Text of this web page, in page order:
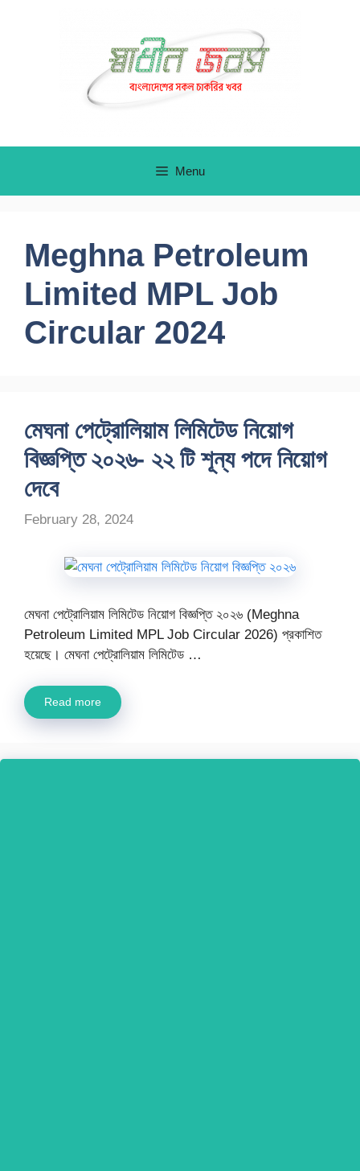
Menu
Meghna Petroleum
Limited MPL Job
Circular 2024
মেঘনা পেট্রোলিয়াম লিমিটেড নিয়োগ
বিজ্ঞপ্তি ২০২৬- ২২ টি শূন্য পদে নিয়োগ
দেবে
February 28, 2024
মেঘনা পেট্রোলিয়াম লিমিটেড নিয়োগ বিজ্ঞপ্তি ২০২৬ (Meghna
Petroleum Limited MPL Job Circular 2026) প্রকাশিত
হয়েছে। মেঘনা পেট্রোলিয়াম লিমিটেড …
Read more